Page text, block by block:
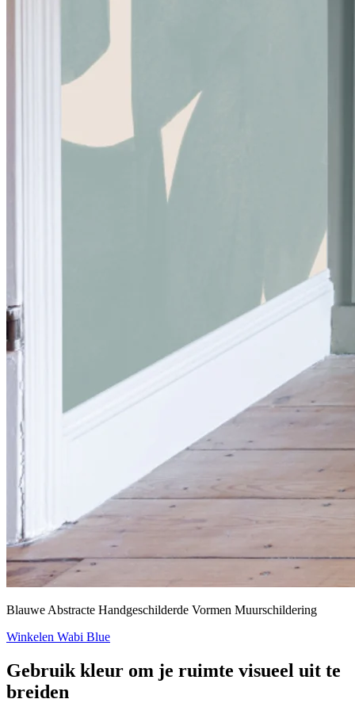
Blauwe Abstracte Handgeschilderde Vormen Muurschildering
Winkelen Wabi Blue
Gebruik kleur om je ruimte visueel uit te
breiden